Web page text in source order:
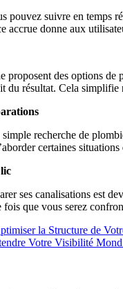
pouvez suivre en temps
accrue donne aux
des options de
du résultat. Cela
recherche de
certaines
ses canalisations est
que vous serez
la Structure de
Votre Visibilité